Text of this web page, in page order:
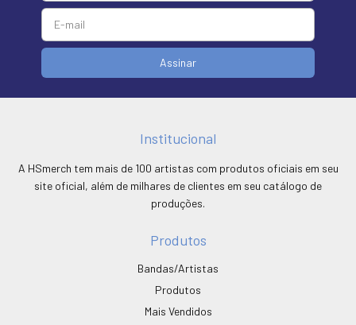
Institucional
A HSmerch tem mais de 100 artistas com produtos oficiais em seu
site oficial, além de milhares de clientes em seu catálogo de
produções.
Produtos
Bandas/Artistas
Produtos
Mais Vendidos